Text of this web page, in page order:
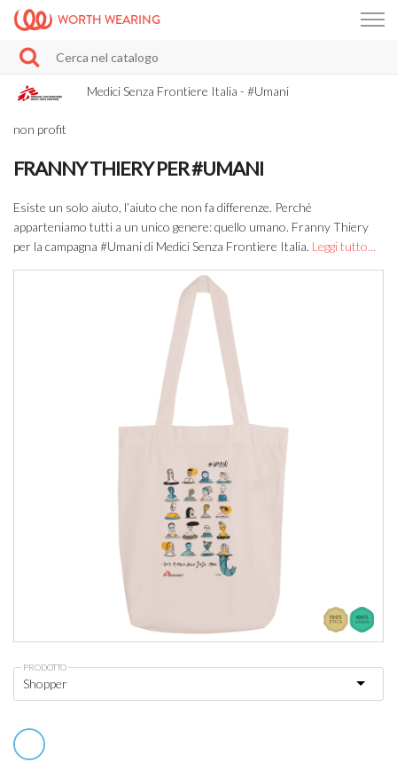
WORTH WEARING
Medici Senza Frontiere Italia - #Umani
non profit
FRANNY THIERY PER #UMANI
Esiste un solo aiuto, l’aiuto che non fa differenze. Perché
apparteniamo tutti a un unico genere: quello umano. Franny Thiery
per la campagna #Umani di Medici Senza Frontiere Italia. Leggi tutto...
PRODOTTO